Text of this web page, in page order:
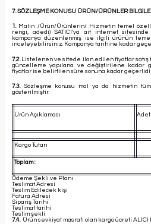
7. SÖZLEŞME KONUSU ÜRÜN/ÜRÜNLER
1.Malın /Ürün/Ürünlerin/ Hizmetin temel
rengi, adedi) SATICI’ya ait internet sitesinde
kampanya düzenlenmiş ise ilgili ürünün
inceleyebilirsiniz. Kampanya tarihine kadar
7.2. Listelenen ve sitede ilan edilen fiyatlar satış
güncelleme yapılana ve değiştirilene kadar
fiyatlar ise belirtilen süre sonuna kadar
7.3. Sözleşme konusu mal ya da hizmetin
gösterilmiştir.
Ürün Açıklaması Adet
Kargo Tutarı
Toplam :
Ödeme Şekli ve Planı
Teslimat Adresi
Teslim Edilecek kişi
Fatura Adresi
Sipariş Tarihi
Teslimat tarihi
Teslim şekli
7.4.Ürün sevkiyat masrafı olan kargo ücreti ALICI